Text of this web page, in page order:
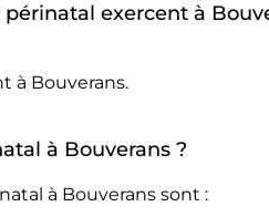
exercent à
à Bouverans.
à Bouverans ?
à Bouverans sont :